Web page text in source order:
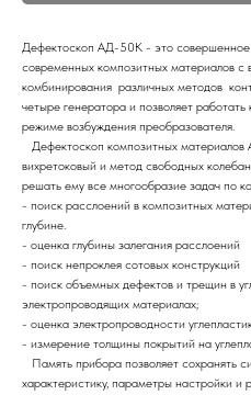
Дефектоскоп АД-50К - это совершенное
современных композитных материалов с
комбинирования различных методов
четыре генератора и позволяет
режиме возбуждения преобразователя.
Дефектоскоп композитных
вихретоковый и метод свободных
решать ему все многообразие задач по
- поиск расслоений в композитных
глубине.
- оценка глубины залегания расслоений
- поиск непроклея сотовых конструкций
- поиск объемных дефектов и трещин в
электропроводящих материалах;
- оценка электропроводности
- измерение толщины покрытий на
Память прибора позволяет сохранять
характеристику, параметры настройки и